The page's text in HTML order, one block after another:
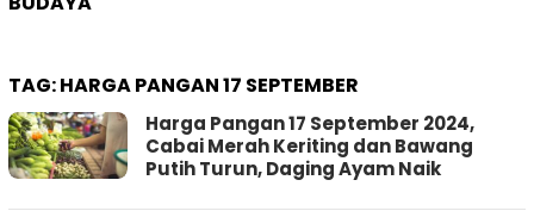
TAG:HARGA PANGAN 17 SEPTEMBER
Harga Pangan 17 September 2024,
Cabai Merah Keriting dan Bawang
Putih Turun, Daging Ayam Naik